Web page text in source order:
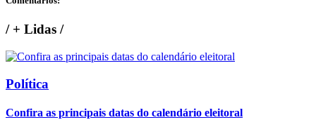
/+ Lidas /
Política
Confira as principais datas do calendário eleitoral